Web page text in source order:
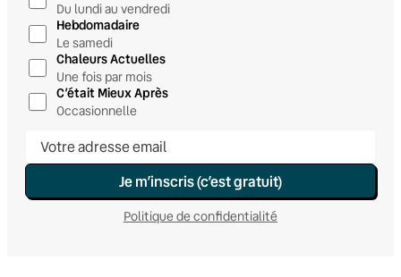
Du lundi au vendredi
Hebdomadaire
Le samedi
Chaleurs Actuelles
Une fois par mois
C’était Mieux Après
Occasionnelle
Je m’inscris (c’est gratuit)
Politique de confidentialité